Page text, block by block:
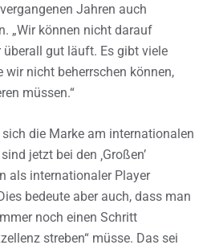
Jahren auch
„Wir können nicht darauf
gut läuft. Es gibt viele
wir nicht beherrschen können,
müssen.“
die Marke am internationalen
jetzt bei den ‚Großen’
als internationaler Player
bedeute aber auch, dass man
noch einen Schritt
streben“ müsse. Das sei